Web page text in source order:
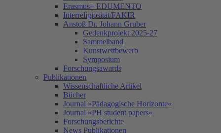
Erasmus+ EDUMENTO
Interreligiosität/FAKIR
Anstoß Dr. Johann Gruber
Gedenkprojekt 2025-27
Sammelband
Kunstwettbewerb
Symposium
Forschungsawards
Publikationen
Wissenschaftliche Artikel
Bücher
Journal »Pädagogische Horizonte«
Journal »PH student papers«
Forschungsberichte
News Publikationen